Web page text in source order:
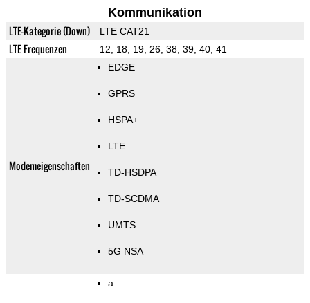
Kommunikation
LTE-Kategorie (Down) LTE CAT21
LTE Frequenzen 12, 18, 19, 26, 38, 39, 40, 41
Modemeigenschaften
EDGE
GPRS
HSPA+
LTE
TD-HSDPA
TD-SCDMA
UMTS
5G NSA
a